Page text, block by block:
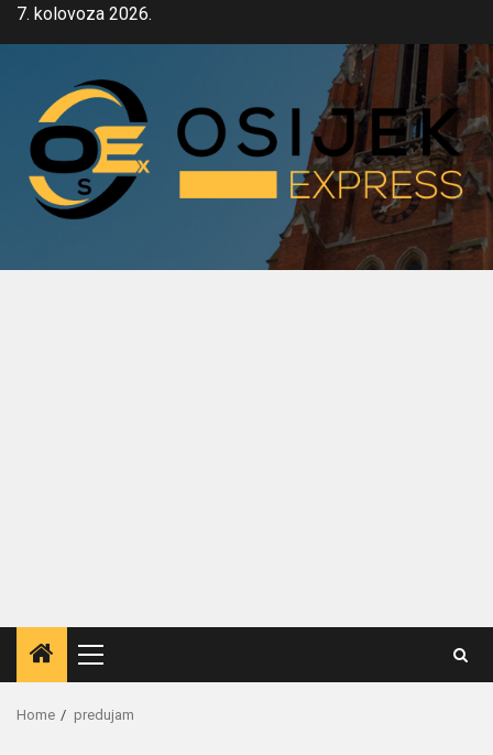
Skip7. kolovoza 2026.
Primary
Menu
Home predujam